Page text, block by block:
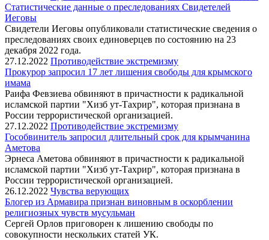
Статистические данные о преследованиях Свидетелей
Иеговы
Свидетели Иеговы опубликовали статистические сведения о
преследованиях своих единоверцев по состоянию на 23
декабря 2022 года.
27.12.2022 Противодействие экстремизму
Прокурор запросил 17 лет лишения свободы для крымского
имама
Раифа Февзиева обвиняют в причастности к радикальной
исламской партии "Хизб ут-Тахрир", которая признана в
России террористической организацией.
27.12.2022 Противодействие экстремизму
Гособвинитель запросил длительный срок для крымчанина
Аметова
Эрнеса Аметова обвиняют в причастности к радикальной
исламской партии "Хизб ут-Тахрир", которая признана в
России террористической организацией.
26.12.2022 Чувства верующих
Блогер из Армавира признан виновным в оскорблении
религиозных чувств мусульман
Сергей Орлов приговорен к лишению свободы по
совокупности нескольких статей УК.